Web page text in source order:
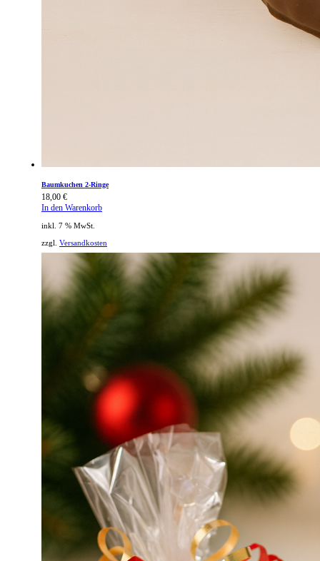
Baumkuchen 2-Ringe
18,00 €
In den Warenkorb
inkl. 7 % MwSt.
zzgl. Versandkosten